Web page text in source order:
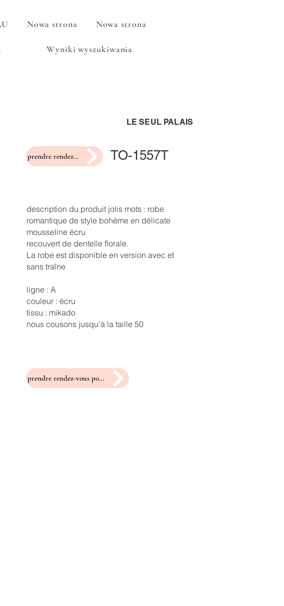
Nowa strona Nowa strona
Wyniki wyszukiwania
LE SEUL PALAIS
prendre rendez-vous pour un essayage TO-1557T
description du produit jolis mots : robe
romantique de style bohème en délicate
mousseline écru
recouvert de dentelle florale.
La robe est disponible en version avec et
sans traîne
ligne : A
couleur : écru
tissu : mikado
nous cousons jusqu'à la taille 50
prendre rendez-vous pour un essayage